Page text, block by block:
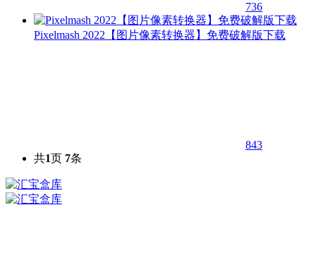
736
Pixelmash 2022【图片像素转换器】免费破解版下载
843
共1页 7条